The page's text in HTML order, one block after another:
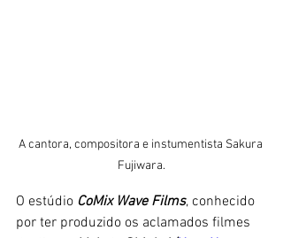
A cantora, compositora e instumentista Sakura
Fujiwara.
O estúdio CoMix Wave Films, conhecido
por ter produzido os aclamados filmes